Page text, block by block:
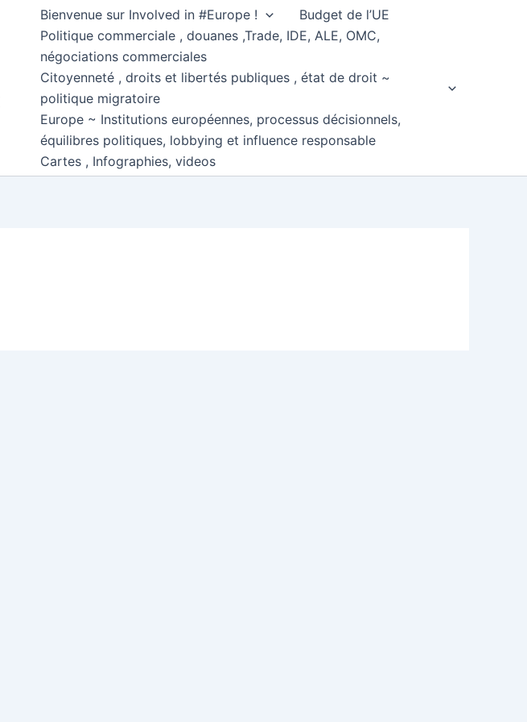
Bienvenue sur Involved in #Europe !
Budget de l’UE
Politique commerciale , douanes ,Trade, IDE, ALE, OMC,
négociations commerciales
Citoyenneté , droits et libertés publiques , état de droit ~
politique migratoire
Europe ~ Institutions européennes, processus décisionnels,
équilibres politiques, lobbying et influence responsable
Cartes , Infographies, videos